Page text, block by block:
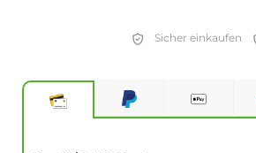
Sicher einkaufen